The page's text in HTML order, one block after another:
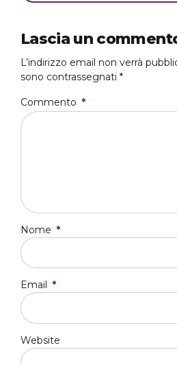
Lascia un
L’indirizzo email non verrà
sono contrassegnati *
Commento *
Nome *
Email *
Website